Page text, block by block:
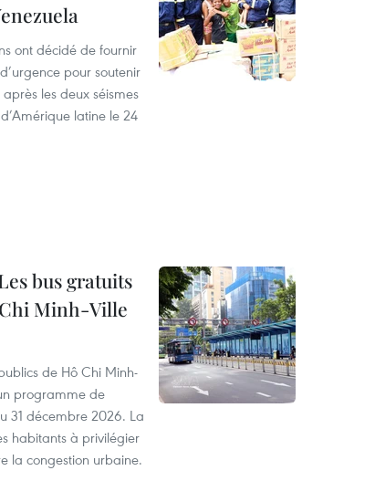
ont décidé de fournir
pour soutenir
les deux séismes
latine le 24
bus gratuits
Minh-Ville
de Hô Chi Minh-
programme de
31 décembre 2026. La
habitants à privilégier
la congestion urbaine.